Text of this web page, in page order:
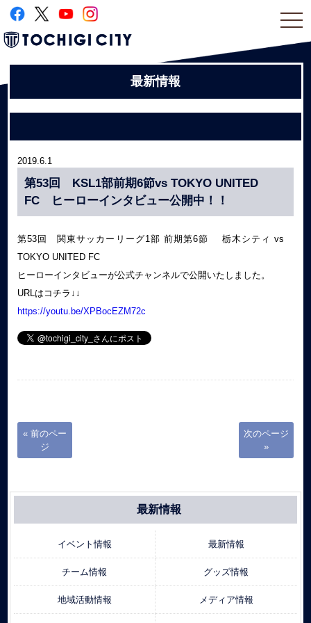
最新情報
2019.6.1
第53回 KSL1部前期6節vs TOKYO UNITED
FC ヒーローインタビュー公開中！！
第53回 関東サッカーリーグ1部 前期第6節 栃木シティ vs
TOKYO UNITED FC
ヒーローインタビューが公式チャンネルで公開いたしました。
URLはコチラ↓↓
https://youtu.be/XPBocEZM72c
« 前のペー
ジ
次のページ
»
最新情報
イベント情報 最新情報
チーム情報 グッズ情報
地域活動情報 メディア情報